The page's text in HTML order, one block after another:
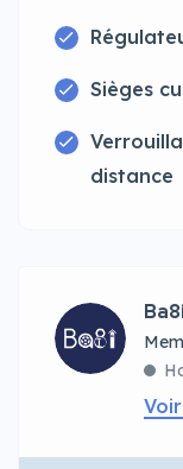
Sièges
distance